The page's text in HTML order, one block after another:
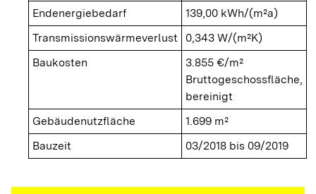
Endenergiebedarf
139,00 kWh/(m²a)
Transmissionswärmeverlust
0,343 W/(m²K)
Baukosten
3.855 €/m²
Bruttogeschossfläche,
bereinigt
Gebäudenutzfläche
1.699 m²
Bauzeit
03/2018 bis 09/2019